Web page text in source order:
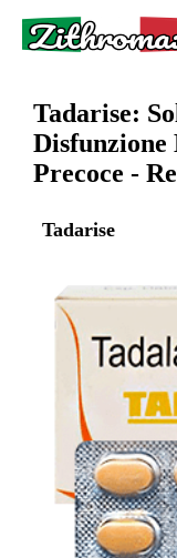
Tadarise:
Disfunzione
Precoce -
Tadarise